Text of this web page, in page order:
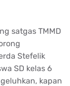
satgas TMMD
Stefelik
SD kelas 6
kapan